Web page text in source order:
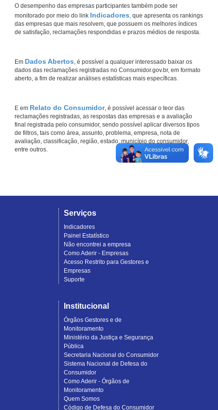
O desempenho das empresas participantes também pode ser
monitorado por meio do link Indicadores, que apresenta os rankings
das empresas que mais resolvem, que possuem os melhores índices
de satisfação, reclamações respondidas e prazos médios de resposta.
Em Dados Abertos, é possível a qualquer interessado baixar os
dados das reclamações registradas no Consumidor.gov.br, em formato
aberto, a fim de realizar análises estatísticas mais específicas.
E em Relato do Consumidor, é possível acessar o teor das
reclamações registradas, as respostas das empresas e a avaliação
final registrada pelo consumidor, sendo possível aplicar diversos tipos
de filtros, tais como área, assunto, problema, empresa, nota de
avaliação, classificação, região, estado, município do consumidor,
entre outros.
Serviços
Indicadores
Painel Estatístico
Não encontrei a empresa
Como Aderir - Empresas
Acesso Restrito para Gestores e
Empresas
Suporte
Institucional
Órgãos Gestores e de
Monitoramento
Ministério da Justiça e Segurança
Pública
Secretaria Nacional do Consumidor
Sistema Nacional de Defesa do
Consumidor
Como Aderir - Órgãos de
Monitoramento
Quem Somos
Código de Defesa do Consumidor